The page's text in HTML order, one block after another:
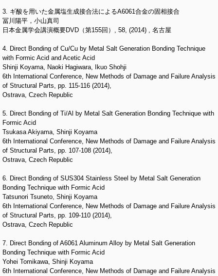
3. ギ酸を用いた金属塩生成接合法によるA6061合金の固相接合
冨川陽平，小山真司
日本金属学会講演概要DVD（第155回）, 58, (2014) , 名古屋
4. Direct Bonding of Cu/Cu by Metal Salt Generation Bonding Technique
with Formic Acid and Acetic Acid
Shinji Koyama, Naoki Hagiwara, Ikuo Shohji
6th International Conference, New Methods of Damage and Failure Analysis
of Structural Parts, pp. 115-116 (2014),
Ostrava, Czech Republic
5. Direct Bonding of Ti/Al by Metal Salt Generation Bonding Technique with
Formic Acid
Tsukasa Akiyama, Shinji Koyama
6th International Conference, New Methods of Damage and Failure Analysis
of Structural Parts, pp. 107-108 (2014),
Ostrava, Czech Republic
6. Direct Bonding of SUS304 Stainless Steel by Metal Salt Generation
Bonding Technique with Formic Acid
Tatsunori Tsuneto, Shinji Koyama
6th International Conference, New Methods of Damage and Failure Analysis
of Structural Parts, pp. 109-110 (2014),
Ostrava, Czech Republic
7. Direct Bonding of A6061 Aluminum Alloy by Metal Salt Generation
Bonding Technique with Formic Acid
Yohei Tomikawa, Shinji Koyama
6th International Conference, New Methods of Damage and Failure Analysis